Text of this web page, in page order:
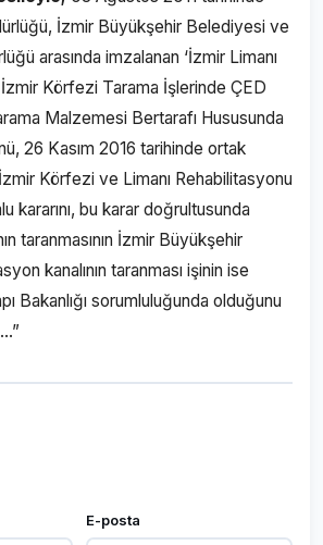
İzmir Büyükşehir Belediyesi ve
arasında imzalanan ‘İzmir Limanı
Körfezi Tarama İşlerinde ÇED
Malzemesi Bertarafı Hususunda
26 Kasım 2016 tarihinde ortak
Körfezi ve Limanı Rehabilitasyonu
kararını, bu karar doğrultusunda
taranmasının İzmir Büyükşehir
kanalının taranması işinin ise
Bakanlığı sorumluluğunda olduğunu
E-posta